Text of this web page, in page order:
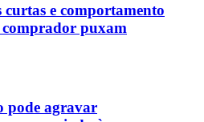
curtas e comportamento
comprador puxam
pode agravar